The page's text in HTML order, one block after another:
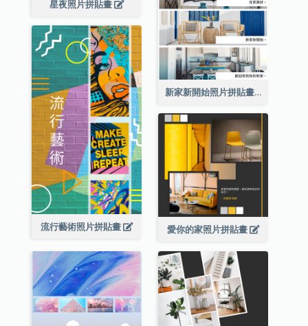
星夜照片拼貼畫
新家新開始照片拼貼畫
流行藝術照片拼貼畫 愛你的家照片拼貼畫